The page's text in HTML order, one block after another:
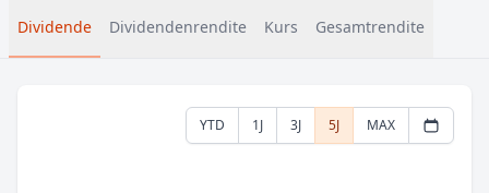
Dividende Dividendenrendite Kurs Gesamtrendite
YTD 1J 3J 5J MAX